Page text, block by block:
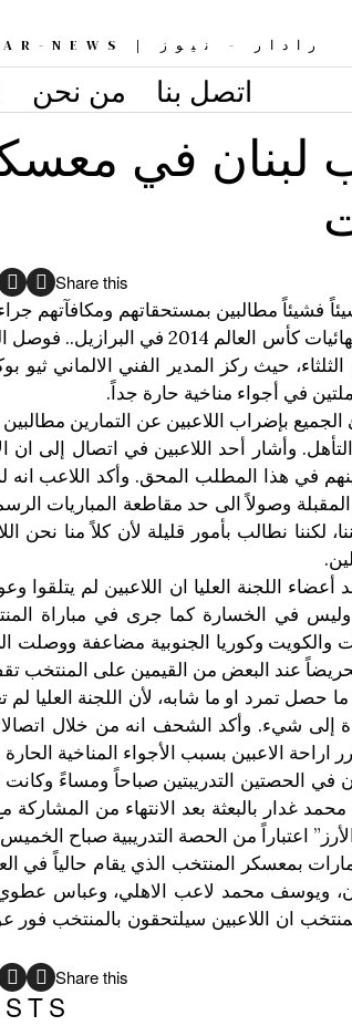
رادار - نيوز | RADAR-NEWS
من نحن اتصل بنا
لبنان في
Share this
فشيئاً مطالبين بمستحقاتهم ومكافآتهم
الدور الرابع الحاسم للتصفيات الآسيوية المؤهلة الى
حيث ركز المدير الفني الالماني ثيو
في أجواء مناخية حارة جداً.
بإضراب اللاعبين عن التمارين مطالبين
وأشار أحد اللاعبين في اتصال إلى
في هذا المطلب المحق. وأكد اللاعب انه
وصولاً الى حد مقاطعة المباريات
لكننا نطالب بأمور قليلة لأن كلاً منا نحن
اللجنة العليا ان اللاعبين لم يتلقوا
عند البعض من القيمين على المنتخب
حصل تمرد او ما شابه، لأن اللجنة العليا
إلى شيء. وأكد الشحف انه من خلال
اراحة الاعبين بسبب الأجواء المناخية
في الحصتين التدريبتين صباحاً ومساءً
غدار بالبعثة بعد الانتهاء من المشاركة
اعتباراً من الحصة التدريبية صباح
بمعسكر المنتخب الذي يقام حالياً في
ويوسف محمد لاعب الاهلي، وعباس
ان اللاعبين سيلتحقون بالمنتخب فور
Share this